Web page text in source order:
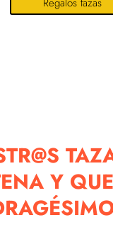
Y